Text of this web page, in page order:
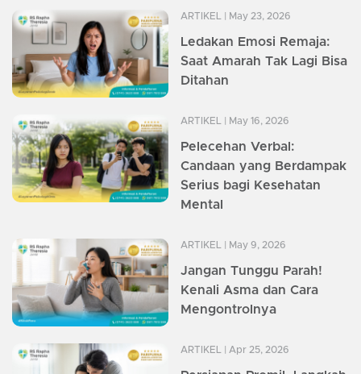
ARTIKEL | May 23, 2026
Ledakan Emosi Remaja:
Saat Amarah Tak Lagi Bisa
Ditahan
ARTIKEL | May 16, 2026
Pelecehan Verbal:
Candaan yang Berdampak
Serius bagi Kesehatan
Mental
ARTIKEL | May 9, 2026
Jangan Tunggu Parah!
Kenali Asma dan Cara
Mengontrolnya
ARTIKEL | Apr 25, 2026